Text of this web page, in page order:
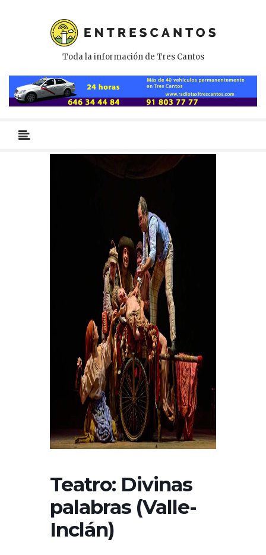
Toda la información de Tres Cantos
primario
Teatro: Divinas
palabras (Valle-
Inclán)